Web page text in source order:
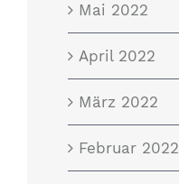
Mai 2022
April 2022
März 2022
Februar 2022